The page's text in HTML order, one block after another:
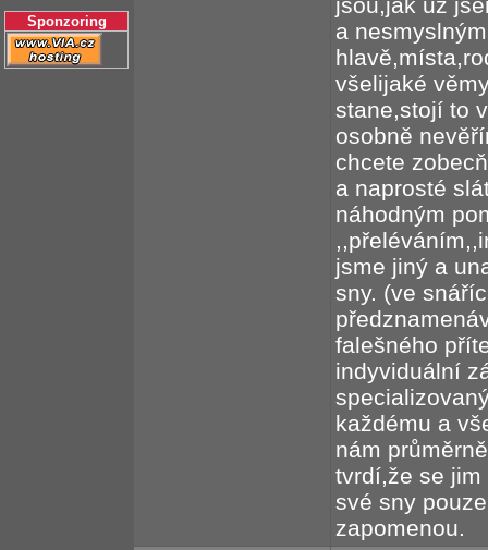
Sponzoring
a
všelijaké
stane,stojí to
osobně
chcete
a naprosté
náhodným
jsme jiný a
sny. (ve
falešného
indyviduální
každému a
nám
tvrdí,že se
své sny
zapomenou.